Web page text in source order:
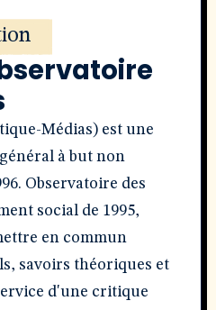
Médias) est une
à but non
Observatoire des
social de 1995,
en commun
savoirs théoriques et
d'une critique